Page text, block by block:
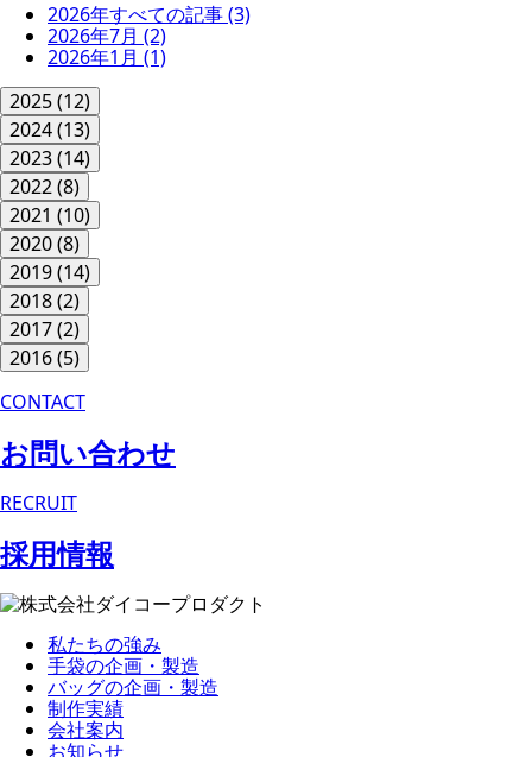
2026年すべての記事(3)
2026年7月 (2)
2026年1月 (1)
2025(12)
2024(13)
2023(14)
2022(8)
2021 (10)
2020(8)
2019(14)
2018(2)
2017(2)
2016(5)
CONTACT
お問い合わせ
RECRUIT
採用情報
私たちの強み
手袋の企画・製造
バッグの企画・製造
制作実績
会社案内
お知らせ